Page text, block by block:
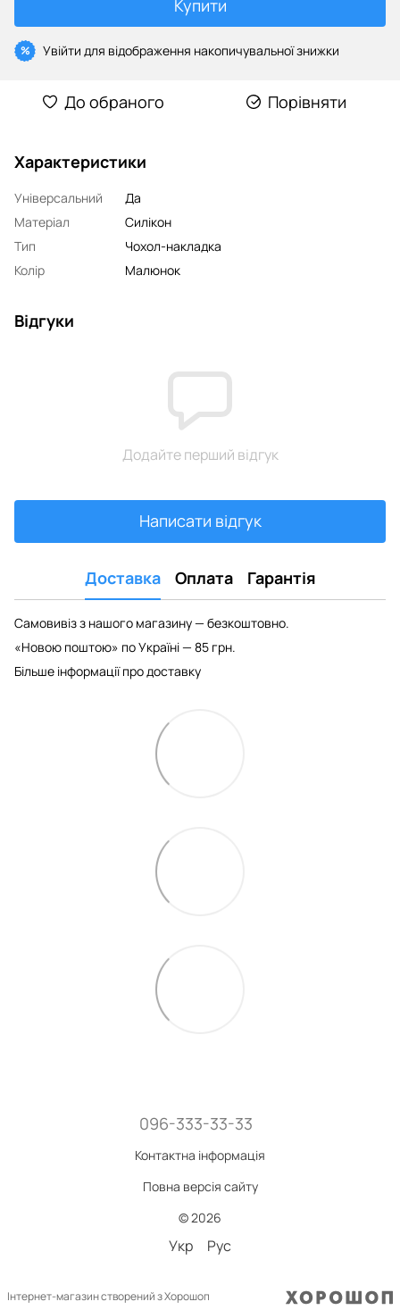
Купити
% Увійти для відображення накопичувальної знижки
До обраного Порівняти
Характеристики
Універсальний
Да
Матеріал
Силікон
Тип
Чохол-накладка
Колір
Малюнок
Відгуки
Додайте перший відгук
Написати відгук
Доставка Оплата Гарантія
Самовивіз з нашого магазину — безкоштовно.
«Новою поштою» по Україні — 85 грн.
Більше інформації про доставку
096-333-33-33
Контактна інформація
Повна версія сайту
© 2026
Укр Рус
Інтернет-магазин створений з Хорошоп